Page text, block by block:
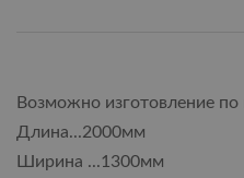
Возможно изготовление
Длина...2000мм
Ширина ...1300мм